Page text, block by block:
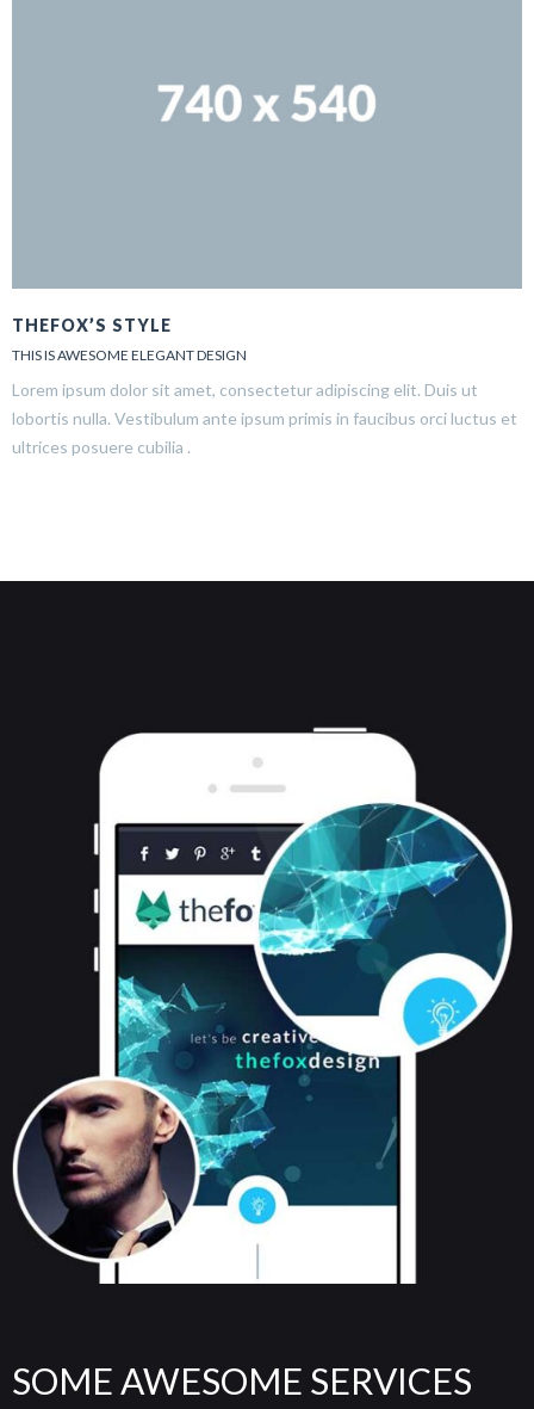
THEFOX’S STYLE
THIS IS AWESOME ELEGANT DESIGN
Lorem ipsum dolor sit amet, consectetur adipiscing elit. Duis ut
lobortis nulla. Vestibulum ante ipsum primis in faucibus orci luctus et
ultrices posuere cubilia .
SOME AWESOME SERVICES